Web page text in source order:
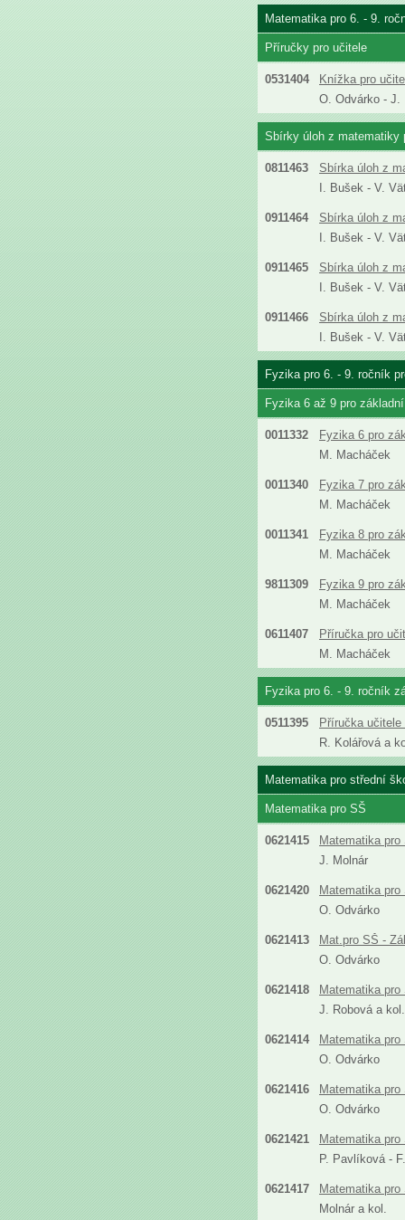
Matematika pro 6. - 9.
Příručky pro učitele
0531404
Knížka pro
O. Odvárko - J.
Sbírky úloh z matematiky
0811463
Sbírka úloh z
I. Bušek - V.
0911464
Sbírka úloh z
I. Bušek - V.
0911465
Sbírka úloh z
I. Bušek - V.
0911466
Sbírka úloh z
I. Bušek - V.
Fyzika pro 6. - 9. ročník
Fyzika 6 až 9 pro
0011332
Fyzika 6 pro
M. Macháček
0011340
Fyzika 7 pro
M. Macháček
0011341
Fyzika 8 pro
M. Macháček
9811309
Fyzika 9 pro
M. Macháček
0611407
Příručka pro
M. Macháček
Fyzika pro 6. - 9. ročník
0511395
Příručka
R. Kolářová a
Matematika pro střední
Matematika pro SŠ
0621415
Matematika
J. Molnár
0621420
Matematika
O. Odvárko
0621413
Mat.pro SŠ -
O. Odvárko
0621418
Matematika
J. Robová a kol.
0621414
Matematika
O. Odvárko
0621416
Matematika
O. Odvárko
0621421
Matematika
P. Pavlíková -
0621417
Matematika
Molnár a kol.